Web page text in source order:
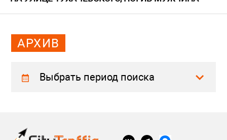
АРХИВ
Выбрать период поиска